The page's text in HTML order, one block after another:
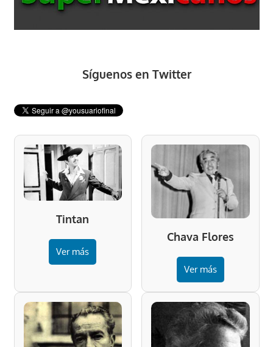
Síguenos en Twitter
Tintan
Ver más
Chava Flores
Ver más